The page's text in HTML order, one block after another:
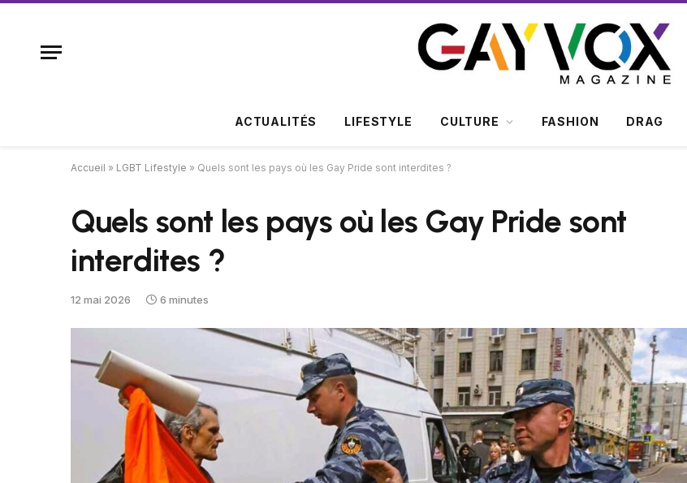
ACTUALITÉS LIFESTYLE CULTURE FASHION DRAG
Accueil » LGBT Lifestyle » Quels sont les pays où les Gay Pride sont interdites ?
Quels sont les pays où les Gay Pride sont
interdites ?
12 mai 2026 6 minutes